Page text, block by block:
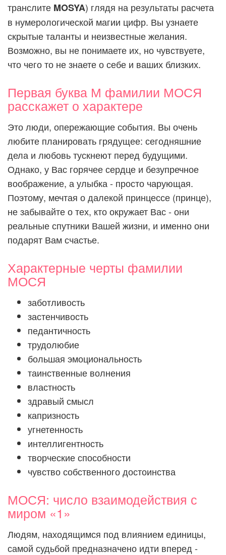
транслите MOSYA) глядя на результаты расчета
в нумерологической магии цифр. Вы узнаете
скрытые таланты и неизвестные желания.
Возможно, вы не понимаете их, но чувствуете,
что чего то не знаете о себе и ваших близких.
Первая буква М фамилии МОСЯ
расскажет о характере
Это люди, опережающие события. Вы очень
любите планировать грядущее: сегодняшние
дела и любовь тускнеют перед будущими.
Однако, у Вас горячее сердце и безупречное
воображение, а улыбка - просто чарующая.
Поэтому, мечтая о далекой принцессе (принце),
не забывайте о тех, кто окружает Вас - они
реальные спутники Вашей жизни, и именно они
подарят Вам счастье.
Характерные черты фамилии
МОСЯ
заботливость
застенчивость
педантичность
трудолюбие
большая эмоциональность
таинственные волнения
властность
здравый смысл
капризность
угнетенность
интеллигентность
творческие способности
чувство собственного достоинства
МОСЯ: число взаимодействия с
миром «1»
Людям, находящимся под влиянием единицы,
самой судьбой предназначено идти вперед -